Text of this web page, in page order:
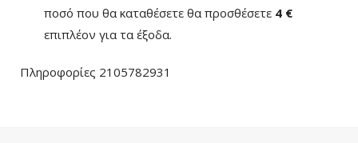
ποσό που θα καταθέσετε θα προσθέσετε 4 €
επιπλέον για τα έξοδα.
Πληροφορίες 2105782931